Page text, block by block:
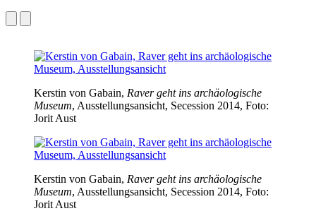
Kerstin von Gabain, Raver geht ins archäologische
Museum, Ausstellungsansicht, Secession 2014, Foto:
Jorit Aust
Kerstin von Gabain, Raver geht ins archäologische
Museum, Ausstellungsansicht, Secession 2014, Foto:
Jorit Aust